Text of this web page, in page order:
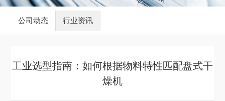
公司动态 行业资讯
工业选型指南：如何根据物料特性匹配盘式干
燥机